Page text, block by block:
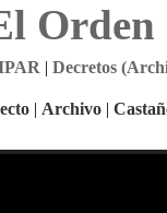
Orden
| Decretos
| Archivo |